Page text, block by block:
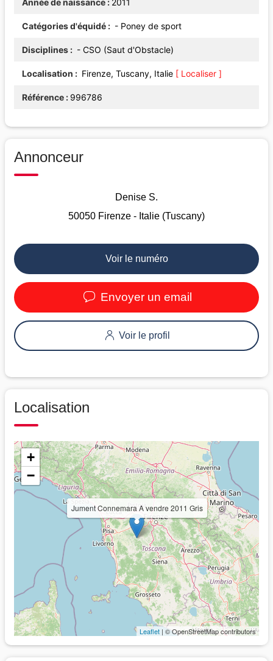
Catégories d'équidé - Poney de sport
Disciplines - CSO (Saut d'Obstacle)
Localisation Firenze, Tuscany, Italie [ Localiser ]
Référence 996786
Annonceur
Denise S.
50050 Firenze - Italie (Tuscany)
Voir le numéro
Envoyer un email
Voir le profil
Localisation
Jument Connemara A vendre 2011 Gris
+
−
Leaflet | © OpenStreetMap contributors